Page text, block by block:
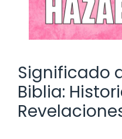
Significado
Biblia: